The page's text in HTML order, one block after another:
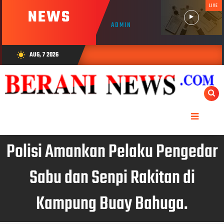
NEWS ADMIN
LIVE
wb_sunny AUG, 7 2026
Polisi Amankan Pelaku Pengedar
Sabu dan Senpi Rakitan di
Kampung Buay Bahuga.